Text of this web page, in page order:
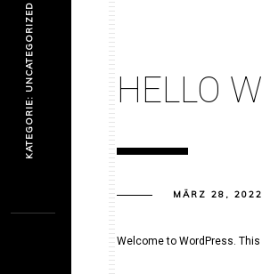
HELLO
MÄRZ 28, 2022
Welcome to WordPress.
KATEGORIE: UNCATEGORIZED